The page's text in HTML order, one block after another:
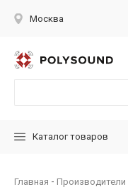
Москва
Каталог товаров
Главная Производители